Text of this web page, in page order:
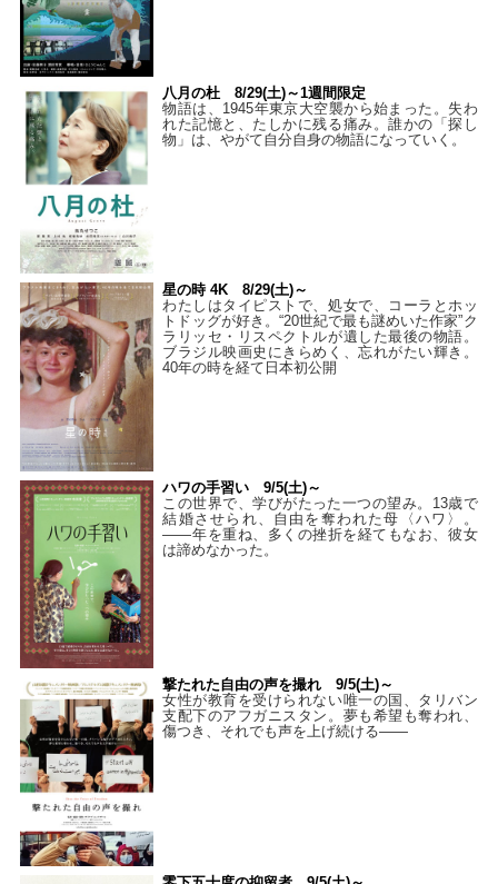
八月の杜 8/29(土)～1週間限定
物語は、1945年東京大空襲から始まった。失わ
れた記憶と、たしかに残る痛み。誰かの「探し
物」は、やがて自分自身の物語になっていく。
星の時 4K 8/29(土)～
わたしはタイピストで、処⼥で、コーラとホッ
トドッグが好き。“20世紀で最も謎めいた作家”ク
ラリッセ・リスペクトルが遺した最後の物語。
ブラジル映画史にきらめく、忘れがたい輝き。
40年の時を経て⽇本初公開
ハワの手習い 9/5(土)～
この世界で、学びがたった一つの望み。13歳で
結婚させられ、自由を奪われた母〈ハワ〉。
——年を重ね、多くの挫折を経てもなお、彼女
は諦めなかった。
撃たれた自由の声を撮れ 9/5(土)～
女性が教育を受けられない唯一の国、タリバン
支配下のアフガニスタン。夢も希望も奪われ、
傷つき、それでも声を上げ続ける——